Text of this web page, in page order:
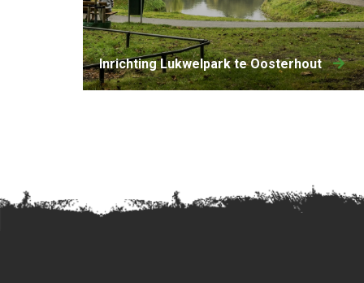
Inrichting Lukwelpark te Oosterhout